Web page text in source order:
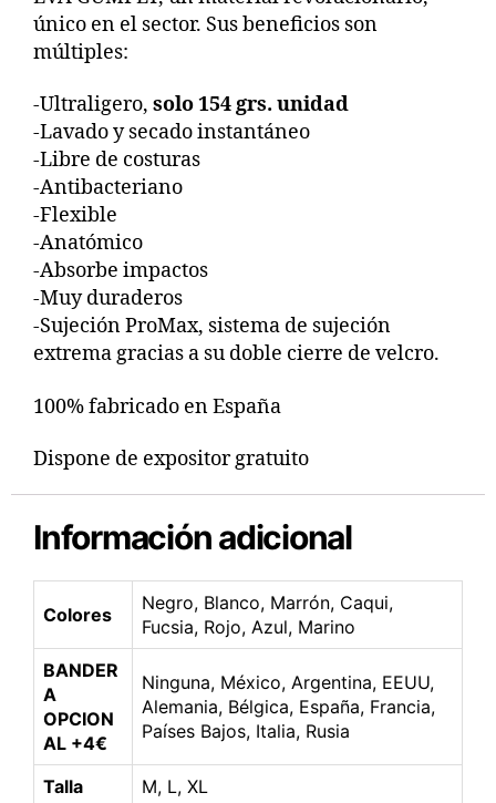
único en el sector. Sus beneficios son
múltiples:
-Ultraligero, solo 154 grs. unidad
-Lavado y secado instantáneo
-Libre de costuras
-Antibacteriano
-Flexible
-Anatómico
-Absorbe impactos
-Muy duraderos
-Sujeción ProMax, sistema de sujeción
extrema gracias a su doble cierre de velcro.
100% fabricado en España
Dispone de expositor gratuito
Información adicional
Colores
Negro, Blanco, Marrón, Caqui,
Fucsia, Rojo, Azul, Marino
BANDER
A
OPCION
AL +4€
Ninguna, México, Argentina, EEUU,
Alemania, Bélgica, España, Francia,
Países Bajos, Italia, Rusia
Talla M, L, XL